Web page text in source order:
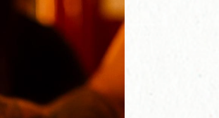
Close
this
module